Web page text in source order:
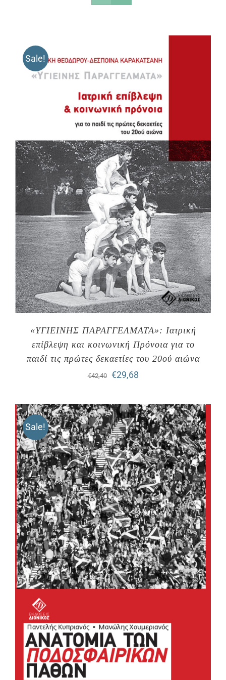
Sale!
«ΥΓΙΕΙΝΗΣ ΠΑΡΑΓΓΕΛΜΑΤΑ»: Ιατρική
επίβλεψη και κοινωνική Πρόνοια για το
παιδί τις πρώτες δεκαετίες του 20ού αιώνα
€42,40
Original
was:
€42,40.
€29,68Η
τιμή
είναι:
€29,68.
Sale!